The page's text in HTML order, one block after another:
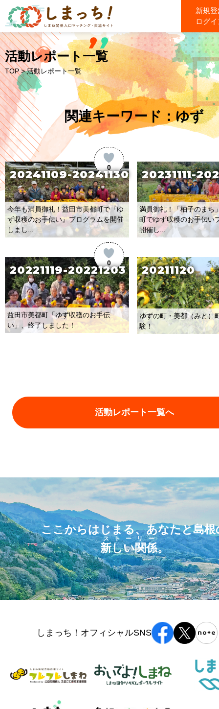
新規
ログ
活動レポート一覧
TOP > 活動レポート一覧
関連キーワード：ゆず
0
20241109-20241130
今年も満員御礼！益田市美都町で『ゆ
ず収穫のお手伝い』プログラムを開催
しまし...
20231111-
満員御礼！「柚子のまち
町でゆず収穫のお手伝い
開催し...
0
20221119-20221203
益田市美都町「ゆず収穫のお手伝
い」、終了しました！
20211120
ゆずの町・美都（みと）
験！
活動レポート一覧へ
ここからはじまる、あなたと島根
新しい関係
ストーリー
。
しまっち！オフィシャルSNS